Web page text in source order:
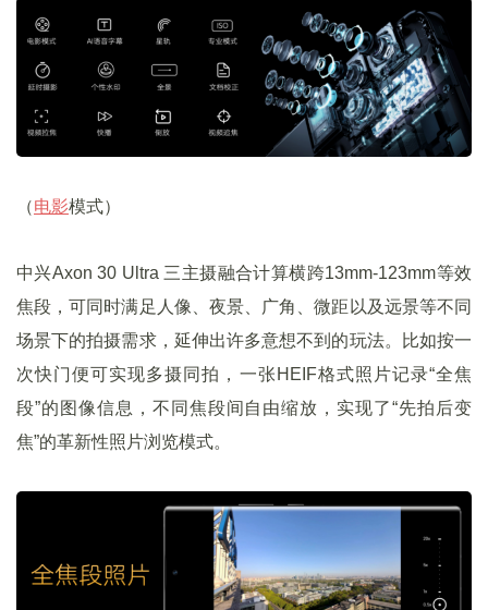
（电影模式）
中兴Axon 30 Ultra 三主摄融合计算横跨13mm-123mm等效
焦段，可同时满足人像、夜景、广角、微距以及远景等不同
场景下的拍摄需求，延伸出许多意想不到的玩法。比如按一
次快门便可实现多摄同拍，一张HEIF格式照片记录“全焦
段”的图像信息，不同焦段间自由缩放，实现了“先拍后变
焦”的革新性照片浏览模式。